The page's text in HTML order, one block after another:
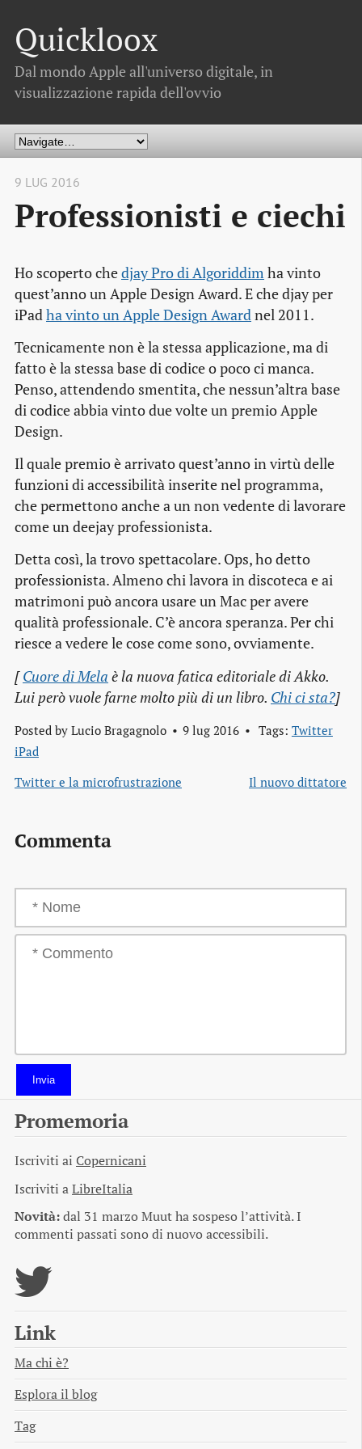
Quickloox
Dal mondo Apple all'universo digitale, in
visualizzazione rapida dell'ovvio
9 LUG 2016
Professionisti e ciechi
Ho scoperto chedjay Pro di Algoriddim ha vinto
quest’anno un Apple Design Award. E che djay per
iPadha vinto un Apple Design Awardnel 2011.
Tecnicamente non è la stessa applicazione, ma di
fatto è la stessa base di codice o poco ci manca.
Penso, attendendo smentita, che nessun’altra base
di codice abbia vinto due volte un premio Apple
Design.
Il quale premio è arrivato quest’anno in virtù delle
funzioni di accessibilità inserite nel programma,
che permettono anche a un non vedente di lavorare
come un deejay professionista.
Detta così, la trovo spettacolare. Ops, ho detto
professionista. Almeno chi lavora in discoteca e ai
matrimoni può ancora usare un Mac per avere
qualità professionale. C’è ancora speranza. Per chi
riesce a vedere le cose come sono, ovviamente.
[Cuore di Mela è la nuova fatica editoriale di Akko.
Lui però vuole farne molto più di un libro. Chi ci sta?]
Posted by Lucio Bragagnolo 9 lug 2016 Tags: Twitter
iPad
Twitter e la microfrustrazione
Il nuovo dittatore
Commenta
Invia
Promemoria
Iscriviti ai Copernicani
Iscriviti aLibreItalia
Novità:dal 31 marzo Muut ha sospeso l’attività. I
commenti passati sono di nuovo accessibili.
Link
Ma chi è?
Esplora il blog
Tag